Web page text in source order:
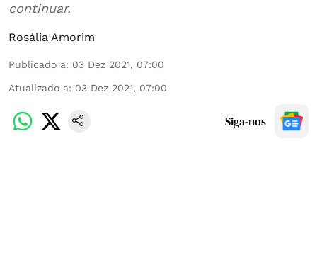
continuar.
Rosália Amorim
Publicado a: 03 Dez 2021, 07:00
Atualizado a: 03 Dez 2021, 07:00
Siga-nos